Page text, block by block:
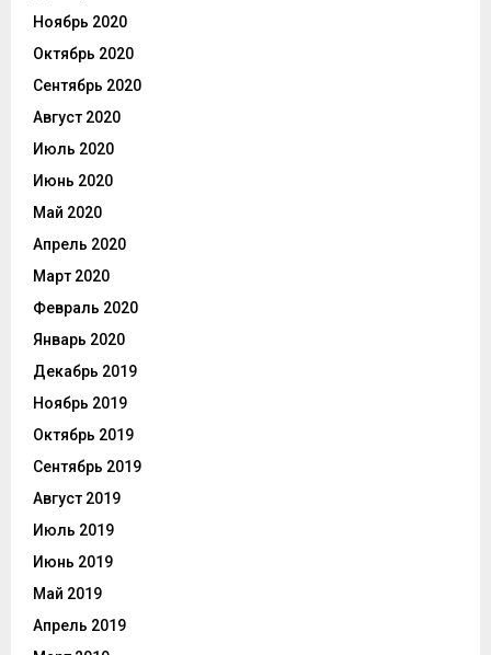
Ноябрь 2020
Октябрь 2020
Сентябрь 2020
Август 2020
Июль 2020
Июнь 2020
Май 2020
Апрель 2020
Март 2020
Февраль 2020
Январь 2020
Декабрь 2019
Ноябрь 2019
Октябрь 2019
Сентябрь 2019
Август 2019
Июль 2019
Июнь 2019
Май 2019
Апрель 2019